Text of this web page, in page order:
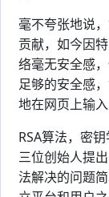
毫不夸张地说
贡献，如今因
络毫无安全感
足够的安全感
地在网页上输
RSA算法，密
三位创始人提
法解决的问题